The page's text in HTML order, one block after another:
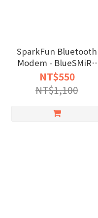
SparkFun Bluetooth
Modem - BlueSMiRF
Silver【限量】
NT$550
NT$1,100